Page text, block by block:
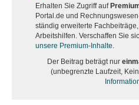
Erhalten Sie Zugriff auf
Portal.de und
ständig erweiterte Fachbeiträge,
Arbeitshilfen. Verschaffen Sie
unsere Premium-Inhalte.
Der Beitrag beträgt nur
(unbegrenzte Laufzeit,